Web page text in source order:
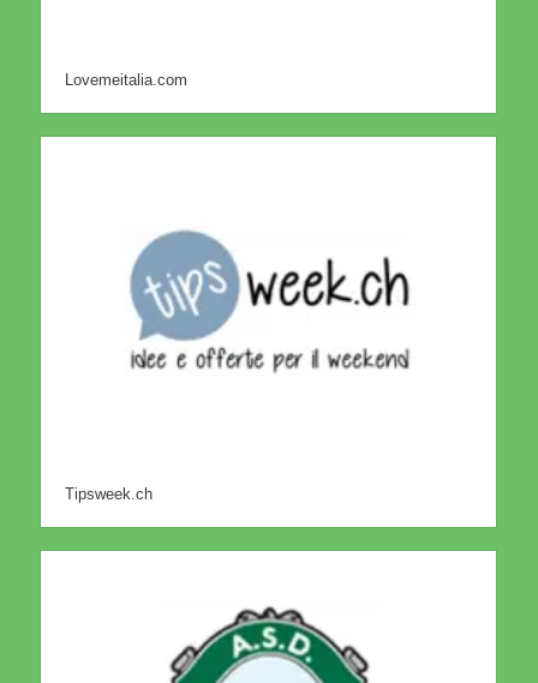
Lovemeitalia.com
Tipsweek.ch